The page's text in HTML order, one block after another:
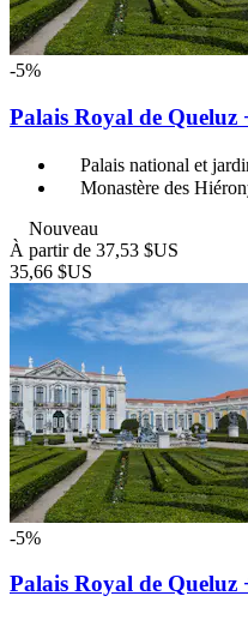
-5%
Palais Royal de Queluz
Palais national et
Monastère des
Nouveau
À partir de 37,53 $US
35,66 $US
-5%
Palais Royal de